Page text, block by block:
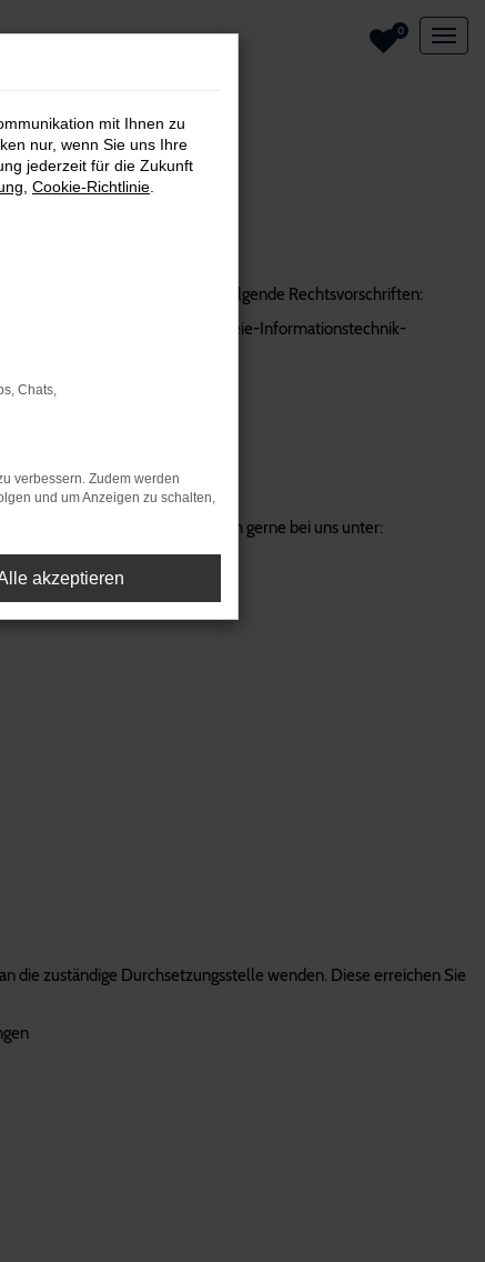
0
zu gestalten. Für uns gelten folgende Rechtsvorschriften:
- BGG NRW) und Barrierefreie-Informationstechnik-
Zugang? Melden Sie sich gerne bei uns unter:
die zuständige Durchsetzungsstelle wenden. Diese erreichen Sie
mit Ihnen zu
nur, wenn Sie uns Ihre
jederzeit für die Zukunft
Cookie-Richtlinie
Chats,
verbessern. Zudem werden
und um Anzeigen zu schalten,
akzeptieren